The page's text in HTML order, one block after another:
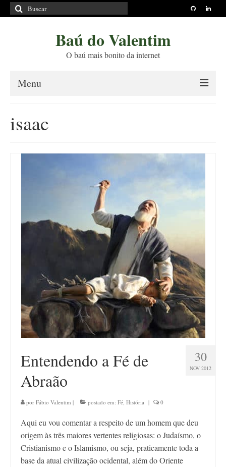
Buscar
por:
Baú do Valentim
O baú mais bonito da internet
Menu
Princípios Editoriais
Políticas e Termos
isaac
30
NOV 2012
Entendendo a Fé de
Abraão
por Fábio Valentim | postado em: Fé, História | 0
Aqui eu vou comentar a respeito de um homem que deu
origem às três maiores vertentes religiosas: o Judaísmo, o
Cristianismo e o Islamismo, ou seja, praticamente toda a
base da atual civilização ocidental, além do Oriente